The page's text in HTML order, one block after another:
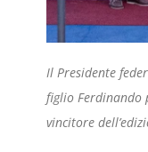
Il Presidente
figlio Ferdinando
vincitore